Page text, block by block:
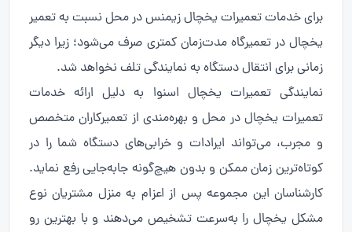
برای خدمات تعمیرات یخچال زیمنس در محل نسبت به تعمیر
یخچال در تعمیرگاه مدت‌زمان کمتری صرف می‌شود؛ زیرا دیگر
زمانی برای انتقال دستگاه به نمایندگی تلف نخواهد شد.
نمایندگی تعمیرات یخچال اسنوا به دلیل ارائه خدمات
تعمیرات یخچال در محل و بهره‌مندی از تعمیرکاران متخصص
و مجرب، می‌تواند ایرادات و خرابی‌های دستگاه شما را در
کوتاه‌ترین زمان ممکن و بدون هیچ‌گونه جابه‌جایی رفع نماید.
کارشناسان این مجموعه پس از اعزام به منزل مشتریان نوع
مشکل یخچال را به‌سرعت تشخیص می‌دهند و با بهترین رو